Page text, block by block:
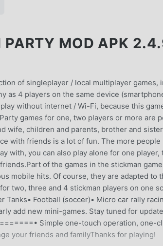
PARTY MOD APK
of singleplayer / local multiplayer games,
as 4 players on the same device
without internet / Wi-Fi, because this
games for one, two players or more are
wife, children and parents, brother and
with friends is a lot of fun. The more
with, you can also play alone for one
of the games in the stickman
mobile hits. Of course, they are adapted to
two, three and 4 stickman players on one
Tanks• Football (soccer)• Micro car rally
add new mini-games. Stay tuned for
Simple one-touch operation, one-
your friends and familyThanks for playing!